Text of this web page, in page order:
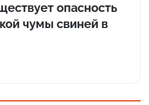
опасность
чумы свиней в